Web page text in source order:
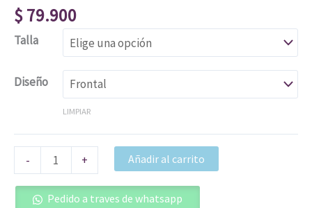
$79.900
Talla
Diseño
LIMPIAR
- + Añadir al carrito
Pedido a traves de whatsapp